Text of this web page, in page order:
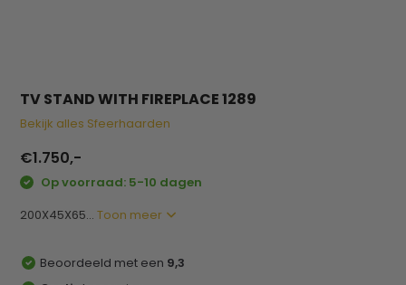
TV STAND WITH FIREPLACE 1289
Bekijk alles Sfeerhaarden
€1.750,-
Op voorraad: 5-10 dagen
200X45X65...Toon meer
Beoordeeld met een 9,3